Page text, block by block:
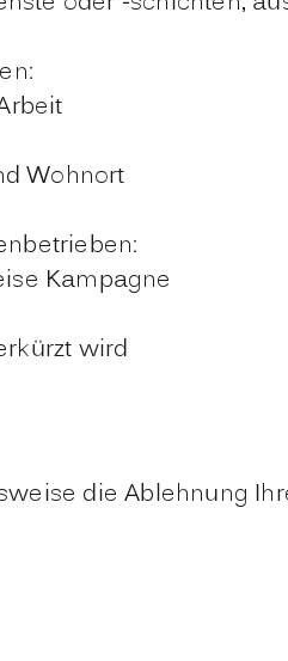
Wohnort
Kampagne
wird
die Ablehnung